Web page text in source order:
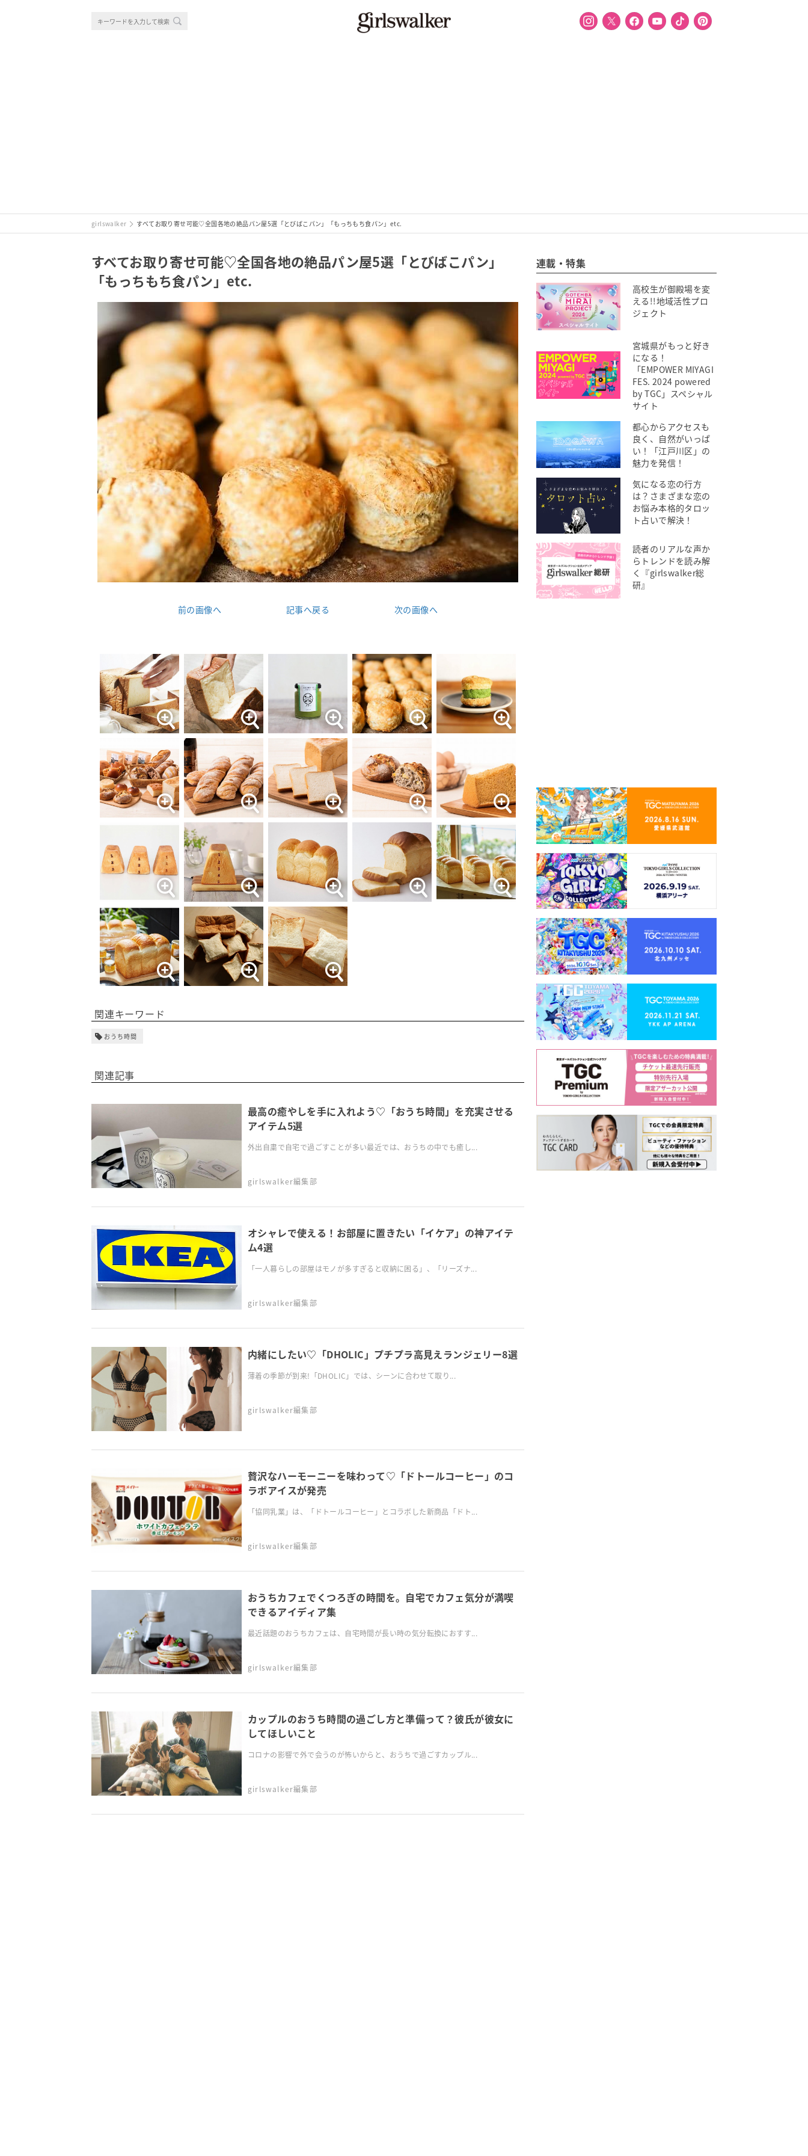
girlswalker すべてお取り寄せ可能♡全国各地の絶品パン屋5選「とびばこパン」「もっちもち食パン」etc.
すべてお取り寄せ可能♡全国各地の絶品パン屋5選「とびばこパン」
「もっちもち食パン」etc.
前の画像へ 記事へ戻る 次の画像へ
関連キーワード
おうち時間
関連記事
最高の癒やしを手に入れよう♡「おうち時間」を充実させる
アイテム5選
外出自粛で自宅で過ごすことが多い最近では、おうちの中でも癒し...
girlswalker編集部
オシャレで使える！お部屋に置きたい「イケア」の神アイテ
ム4選
「一人暮らしの部屋はモノが多すぎると収納に困る」、「リーズナ...
girlswalker編集部
内緒にしたい♡「DHOLIC」プチプラ高見えランジェリー8選
薄着の季節が到来!「DHOLIC」では、シーンに合わせて取り...
girlswalker編集部
贅沢なハーモーニーを味わって♡「ドトールコーヒー」のコ
ラボアイスが発売
「協同乳業」は、「ドトールコーヒー」とコラボした新商品「ドト...
girlswalker編集部
おうちカフェでくつろぎの時間を。自宅でカフェ気分が満喫
できるアイディア集
最近話題のおうちカフェは、自宅時間が長い時の気分転換におすす...
girlswalker編集部
カップルのおうち時間の過ごし方と準備って？彼氏が彼女に
してほしいこと
コロナの影響で外で会うのが怖いからと、おうちで過ごすカップル...
girlswalker編集部
連載・特集
高校生が御殿場を変
える!!地域活性プロ
ジェクト
宮城県がもっと好き
になる！
「EMPOWER MIYAGI
FES. 2024 powered
by TGC」スペシャル
サイト
都心からアクセスも
良く、自然がいっぱ
い！「江戸川区」の
魅力を発信！
気になる恋の行方
は？さまざまな恋の
お悩み本格的タロッ
ト占いで解決！
読者のリアルな声か
らトレンドを読み解
く『girlswalker総
研』